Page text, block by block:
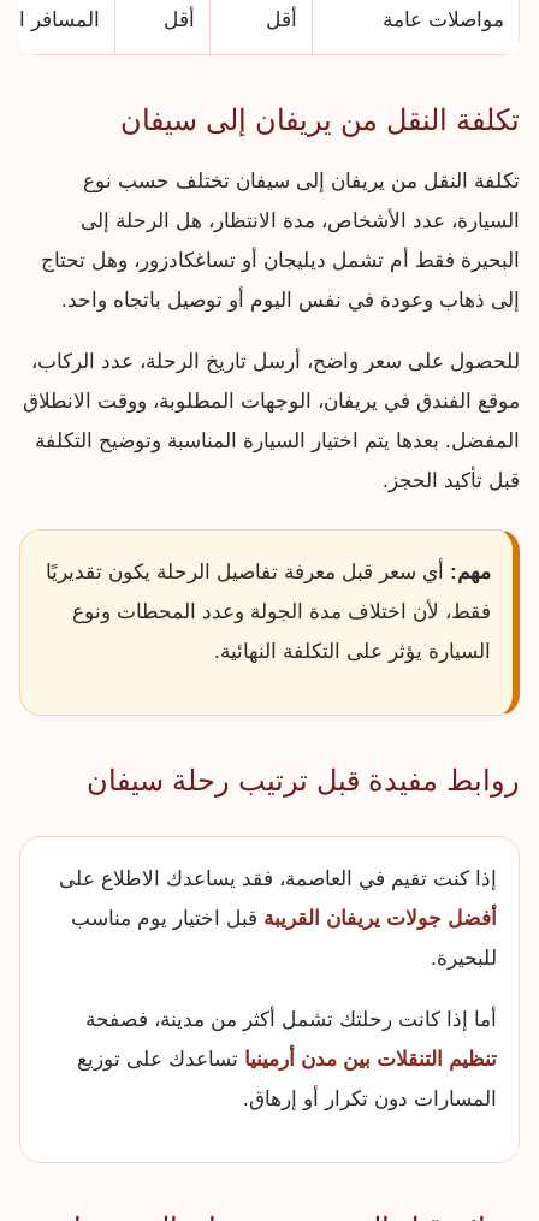
مواصلات عامة أقل أقل المسافر
تكلفة النقل من يريفان إلى سيفان
تكلفة النقل من يريفان إلى سيفان تختلف حسب نوع
السيارة، عدد الأشخاص، مدة الانتظار، هل الرحلة إلى
البحيرة فقط أم تشمل ديليجان أو تساغكادزور، وهل تحتاج
إلى ذهاب وعودة في نفس اليوم أو توصيل باتجاه واحد.
للحصول على سعر واضح، أرسل تاريخ الرحلة، عدد الركاب،
موقع الفندق في يريفان، الوجهات المطلوبة، ووقت الانطلاق
المفضل. بعدها يتم اختيار السيارة المناسبة وتوضيح التكلفة
قبل تأكيد الحجز.
مهم: أي سعر قبل معرفة تفاصيل الرحلة يكون تقديريًا
فقط، لأن اختلاف مدة الجولة وعدد المحطات ونوع
السيارة يؤثر على التكلفة النهائية.
روابط مفيدة قبل ترتيب رحلة سيفان
إذا كنت تقيم في العاصمة، فقد يساعدك الاطلاع على
أفضل جولات يريفان القريبة قبل اختيار يوم مناسب
للبحيرة.
أما إذا كانت رحلتك تشمل أكثر من مدينة، فصفحة
تنظيم التنقلات بين مدن أرمينيا تساعدك على توزيع
المسارات دون تكرار أو إرهاق.